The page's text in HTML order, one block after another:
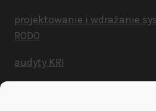
projektowanie i wdrażanie
RODO
audyty KRI